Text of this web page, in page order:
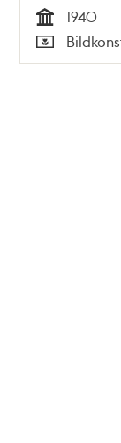
Tid
1940
Typ